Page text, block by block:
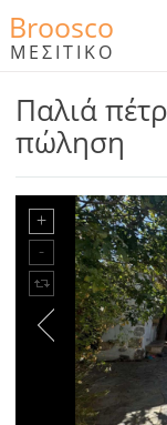
Broosco
ΜΕΣΙΤΙΚΟ
Παλιά
πώληση